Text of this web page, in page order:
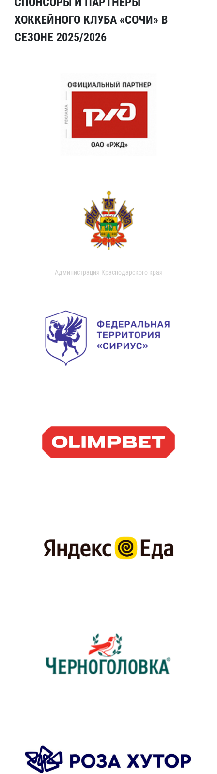
ХОККЕЙНОГО КЛУБА «СОЧИ» В
СЕЗОНЕ 2025/2026
Администрация Краснодарского края